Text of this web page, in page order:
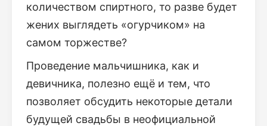
количеством спиртного, то разве будет
жених выглядеть «огурчиком» на
самом торжестве?
Проведение мальчишника, как и
девичника, полезно ещё и тем, что
позволяет обсудить некоторые детали
будущей свадьбы в неофициальной